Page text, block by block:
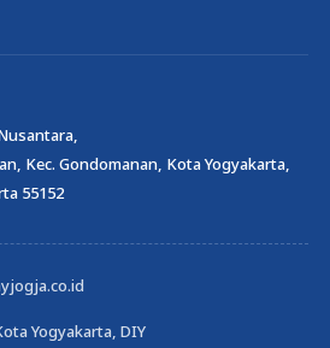
Kec. Gondomanan, Kota Yogyakarta,
55152
Yogyakarta, DIY